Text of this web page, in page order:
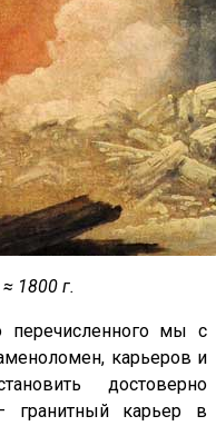
1800 г.
мы с
карьеров и
достоверно
гранитный карьер в